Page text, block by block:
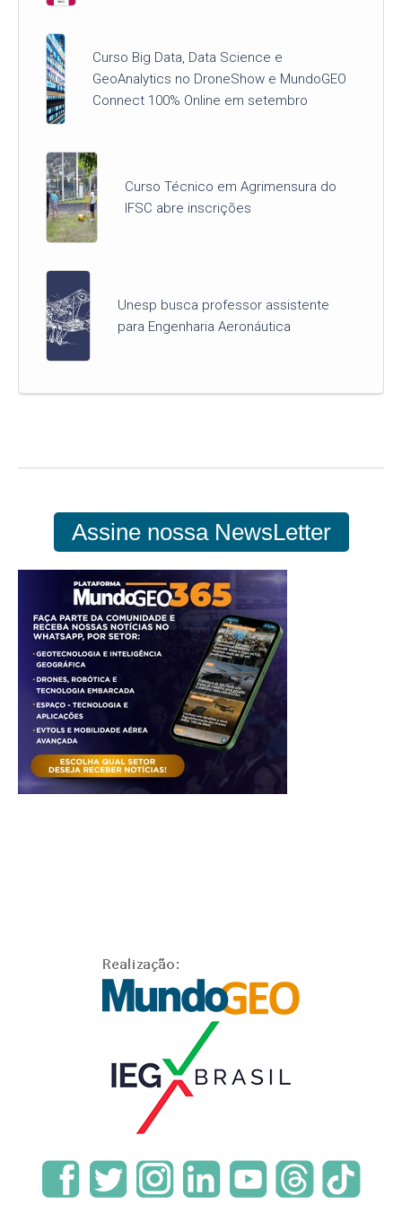
Curso Big Data, Data Science e
GeoAnalytics no DroneShow e MundoGEO
Connect 100% Online em setembro
Curso Técnico em Agrimensura do
IFSC abre inscrições
Unesp busca professor assistente
para Engenharia Aeronáutica
Assine nossa NewsLetter